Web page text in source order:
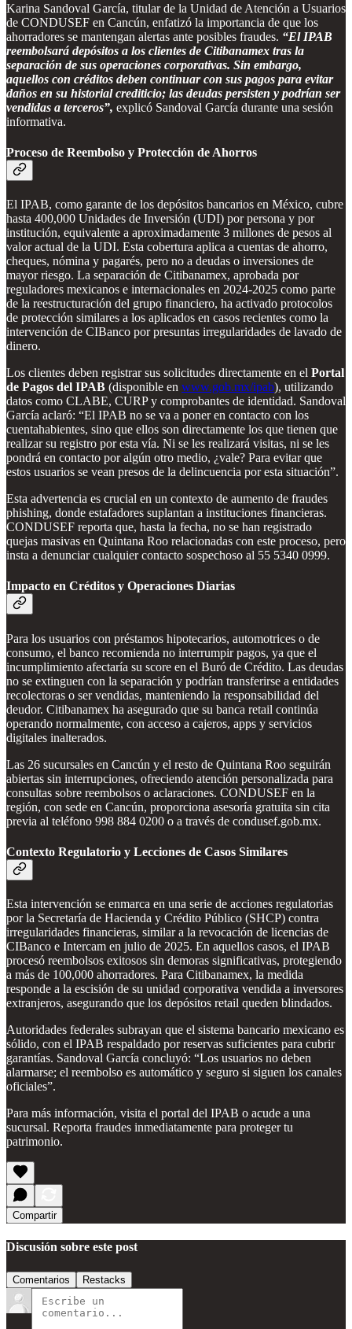
Karina Sandoval García, titular de la Unidad de Atención a Usuarios
de CONDUSEF en Cancún, enfatizó la importancia de que los
ahorradores se mantengan alertas ante posibles fraudes. “El IPAB
reembolsará depósitos a los clientes de Citibanamex tras la
separación de sus operaciones corporativas. Sin embargo,
aquellos con créditos deben continuar con sus pagos para evitar
daños en su historial crediticio; las deudas persisten y podrían ser
vendidas a terceros”, explicó Sandoval García durante una sesión
informativa.
Proceso de Reembolso y Protección de Ahorros
El IPAB, como garante de los depósitos bancarios en México, cubre
hasta 400,000 Unidades de Inversión (UDI) por persona y por
institución, equivalente a aproximadamente 3 millones de pesos al
valor actual de la UDI. Esta cobertura aplica a cuentas de ahorro,
cheques, nómina y pagarés, pero no a deudas o inversiones de
mayor riesgo. La separación de Citibanamex, aprobada por
reguladores mexicanos e internacionales en 2024-2025 como parte
de la reestructuración del grupo financiero, ha activado protocolos
de protección similares a los aplicados en casos recientes como la
intervención de CIBanco por presuntas irregularidades de lavado de
dinero.
Los clientes deben registrar sus solicitudes directamente en el Portal
de Pagos del IPAB (disponible en www.gob.mx/ipab), utilizando
datos como CLABE, CURP y comprobantes de identidad. Sandoval
García aclaró: “El IPAB no se va a poner en contacto con los
cuentahabientes, sino que ellos son directamente los que tienen que
realizar su registro por esta vía. Ni se les realizará visitas, ni se les
pondrá en contacto por algún otro medio, ¿vale? Para evitar que
estos usuarios se vean presos de la delincuencia por esta situación”.
Esta advertencia es crucial en un contexto de aumento de fraudes
phishing, donde estafadores suplantan a instituciones financieras.
CONDUSEF reporta que, hasta la fecha, no se han registrado
quejas masivas en Quintana Roo relacionadas con este proceso, pero
insta a denunciar cualquier contacto sospechoso al 55 5340 0999.
Impacto en Créditos y Operaciones Diarias
Para los usuarios con préstamos hipotecarios, automotrices o de
consumo, el banco recomienda no interrumpir pagos, ya que el
incumplimiento afectaría su score en el Buró de Crédito. Las deudas
no se extinguen con la separación y podrían transferirse a entidades
recolectoras o ser vendidas, manteniendo la responsabilidad del
deudor. Citibanamex ha asegurado que su banca retail continúa
operando normalmente, con acceso a cajeros, apps y servicios
digitales inalterados.
Las 26 sucursales en Cancún y el resto de Quintana Roo seguirán
abiertas sin interrupciones, ofreciendo atención personalizada para
consultas sobre reembolsos o aclaraciones. CONDUSEF en la
región, con sede en Cancún, proporciona asesoría gratuita sin cita
previa al teléfono 998 884 0200 o a través de condusef.gob.mx.
Contexto Regulatorio y Lecciones de Casos Similares
Esta intervención se enmarca en una serie de acciones regulatorias
por la Secretaría de Hacienda y Crédito Público (SHCP) contra
irregularidades financieras, similar a la revocación de licencias de
CIBanco e Intercam en julio de 2025. En aquellos casos, el IPAB
procesó reembolsos exitosos sin demoras significativas, protegiendo
a más de 100,000 ahorradores. Para Citibanamex, la medida
responde a la escisión de su unidad corporativa vendida a inversores
extranjeros, asegurando que los depósitos retail queden blindados.
Autoridades federales subrayan que el sistema bancario mexicano es
sólido, con el IPAB respaldado por reservas suficientes para cubrir
garantías. Sandoval García concluyó: “Los usuarios no deben
alarmarse; el reembolso es automático y seguro si siguen los canales
oficiales”.
Para más información, visita el portal del IPAB o acude a una
sucursal. Reporta fraudes inmediatamente para proteger tu
patrimonio.
Compartir
Discusión sobre este post
Comentarios Restacks